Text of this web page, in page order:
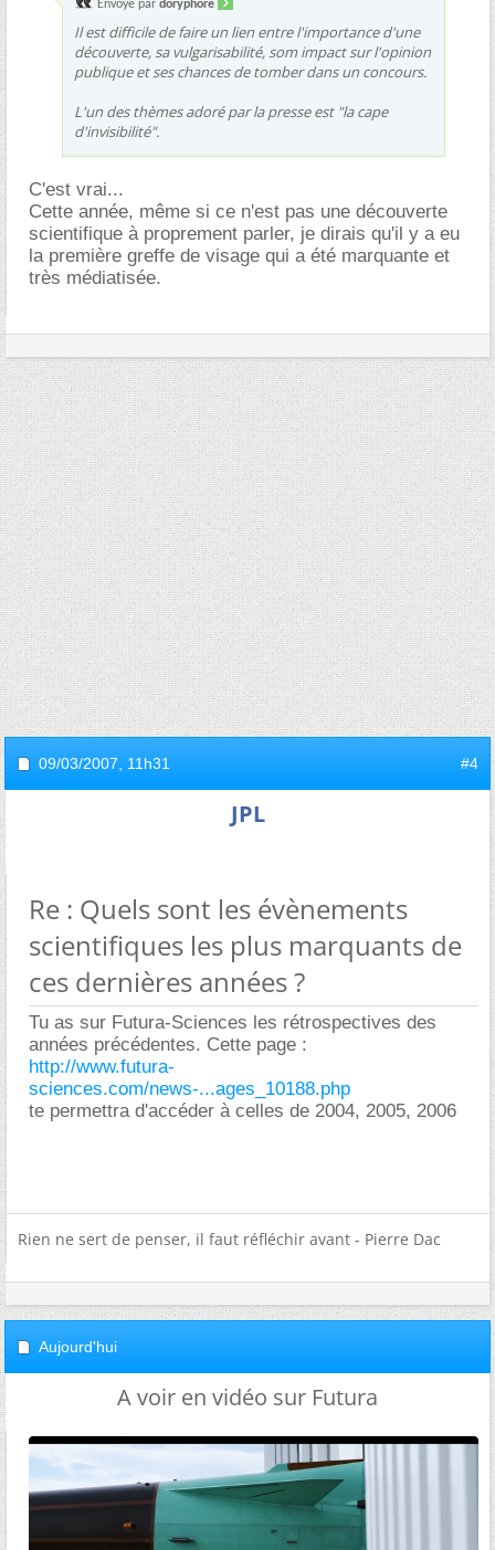
Envoyé par doryphore
Il est difficile de faire un lien entre l'importance d'une
découverte, sa vulgarisabilité, som impact sur l'opinion
publique et ses chances de tomber dans un concours.
L'un des thèmes adoré par la presse est "la cape
d'invisibilité".
C'est vrai...
Cette année, même si ce n'est pas une découverte
scientifique à proprement parler, je dirais qu'il y a eu
la première greffe de visage qui a été marquante et
très médiatisée.
09/03/2007, 11h31 #4
JPL
Re : Quels sont les évènements
scientifiques les plus marquants de
ces dernières années ?
Tu as sur Futura-Sciences les rétrospectives des
années précédentes. Cette page :
http://www.futura-
sciences.com/news-...ages_10188.php
te permettra d'accéder à celles de 2004, 2005, 2006
Rien ne sert de penser, il faut réfléchir avant - Pierre Dac
Aujourd'hui
A voir en vidéo sur Futura